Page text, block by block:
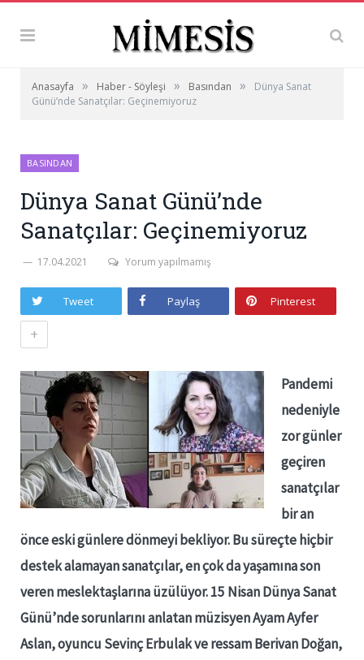
Anasayfa » Haber - Söyleşi » Basından »
Dünya Sanat
Günü’nde Sanatçılar: Geçinemiyoruz
BASINDAN
Dünya Sanat Günü’nde
Sanatçılar: Geçinemiyoruz
17.04.2021 Yorum yapılmamış
Tweet Paylaş Pinterest
+
Pandemi
nedeniyle
zor günler
geçiren
sanatçılar
bir an
önce eski günlere dönmeyi bekliyor. Bu süreçte hiçbir
destek alamayan sanatçılar, en çok da yaşamına son
veren meslektaşlarına üzülüyor. 15 Nisan Dünya Sanat
Günü’nde sorunlarını anlatan müzisyen Ayam Ayfer
Aslan, oyuncu Sevinç Erbulak ve ressam Berivan Doğan,